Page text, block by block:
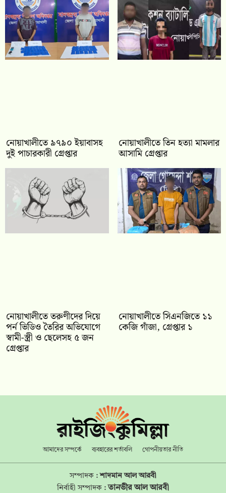
নোয়াখালীতে ৯৭৯০ ইয়াবাসহ
দুই পাচারকারী গ্রেপ্তার
নোয়াখালীতে তিন হত্যা মামলার
আসামি গ্রেপ্তার
নোয়াখালীতে তরুণীদের দিয়ে
পর্ন ভিডিও তৈরির অভিযোগে
স্বামী-স্ত্রী ও ছেলেসহ ৫ জন
গ্রেপ্তার
নোয়াখালীতে সিএনজিতে ১১
কেজি গাঁজা, গ্রেপ্তার ১
আমাদের সম্পর্কে ব্যবহারের শর্তাবলি গোপনীয়তার নীতি
সম্পাদক :শাদমান আল আরবী
নির্বাহী সম্পাদক : তানভীর আল আরবী